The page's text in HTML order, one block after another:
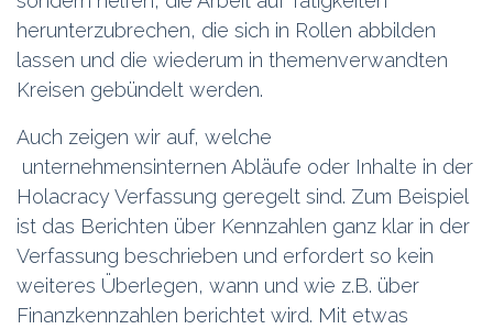
herunterzubrechen, die sich in Rollen abbilden
lassen und die wiederum in themenverwandten
Kreisen gebündelt werden.
Auch zeigen wir auf, welche
unternehmensinternen Abläufe oder Inhalte in der
Holacracy Verfassung geregelt sind. Zum Beispiel
ist das Berichten über Kennzahlen ganz klar in der
Verfassung beschrieben und erfordert so kein
weiteres Überlegen, wann und wie z.B. über
Finanzkennzahlen berichtet wird. Mit etwas